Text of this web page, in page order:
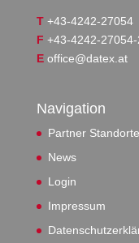
T+43-4242-27054
F +43-4242-27054-
E office@datex.at
Navigation
Partner Standorte
News
Login
Impressum